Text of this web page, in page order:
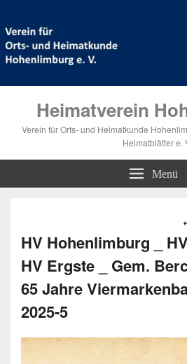
Heimatverein
Verein für Orts- und Heimatkunde
Heimatblätter e.
Menü
HV Hohenlimburg _ HV
HV Ergste _ Gem.
65 Jahre
2025-5